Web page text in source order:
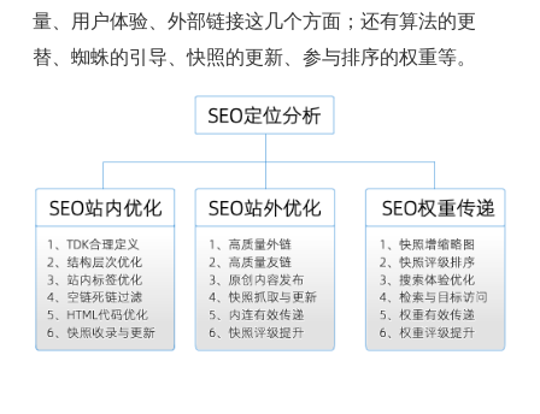
量、用户体验、外部链接这几个方面；还有算法的更
替、蜘蛛的引导、快照的更新、参与排序的权重等。